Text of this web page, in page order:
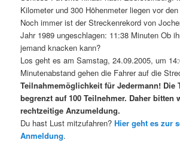
Kilometer und 300 Höhenmeter liegen vor den
Noch immer ist der Streckenrekord von
Jahr 1989 ungeschlagen: 11:38 Minuten Ob
jemand knacken kann?
Los geht es am Samstag, 24.09.2005, um
Minutenabstand gehen die Fahrer auf die
Teilnahmemöglichkeit für Jedermann! Die
begrenzt auf 100 Teilnehmer. Daher bitten
rechtzeitige Anzumeldung.
Du hast Lust mitzufahren?Hier geht es zur
Anmeldung.